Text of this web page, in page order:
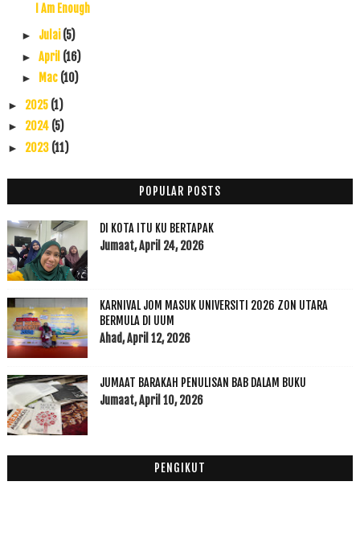
I Am Enough
► Julai(5)
► April (16)
► Mac (10)
► 2025 (1)
► 2024 (5)
► 2023 (11)
►2019 (118)
►2018(195)
►2017(199)
►2016(174)
►2015(199)
►2014(47)
►2013(53)
►2012(100)
►2011(63)
POPULAR POSTS
DI KOTA ITU KU BERTAPAK
Jumaat, April 24, 2026
KARNIVAL JOM MASUK UNIVERSITI 2026 ZON UTARA
BERMULA DI UUM
Ahad, April 12, 2026
JUMAAT BARAKAH PENULISAN BAB DALAM BUKU
Jumaat, April 10, 2026
PENGIKUT